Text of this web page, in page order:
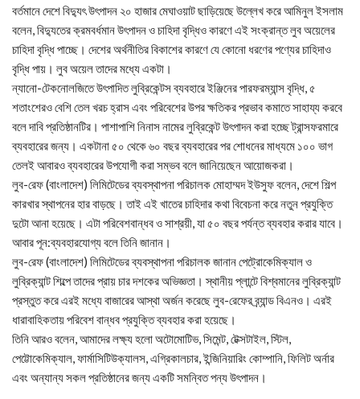
বর্তমানে দেশে বিদ্যুৎ উৎপাদন ২০ হাজার মেঘাওয়াট ছাড়িয়েছে উল্লেখ করে আমিনুল ইসলাম
বলেন, বিদ্যুতের ক্রমবর্ধমান উৎপাদন ও চাহিদা বৃদ্ধিও কারণে এই সংক্রান্ত লুব অয়েলের
চাহিদা বৃদ্ধি পাচ্ছে। দেশের অর্থনীতির বিকাশের কারণে যে কোনো ধরণের পণ্যের চাহিদাও
বৃদ্ধি পায়। লুব অয়েল তাদের মধ্যে একটা।
ন্যানো-টেকনোলজিতে উৎপাদিত লুব্রিকেন্টস ব্যবহারে ইঞ্জিনের পারফরম্যান্স বৃদ্ধি, ৫
শতাংশেরও বেশি তেল খরচ হ্রাস এবং পরিবেশের উপর ক্ষতিকর প্রভাব কমাতে সাহায্য করবে
বলে দাবি প্রতিষ্ঠানটির। পাশাপাশি নিনাস নামের লুব্রিকেন্ট উৎপাদন করা হচ্ছে ট্রান্সফরমারে
ব্যবহারের জন্য। একটানা ৫০ থেকে ৬০ বছর ব্যবহারের পর শোধনের মাধ্যমে ১০০ ভাগ
তেলই আবারও ব্যবহারের উপযোগী করা সম্ভব বলে জানিয়েছেন আয়োজকরা।
লুব-রেফ (বাংলাদেশ) লিমিটেডের ব্যবস্থাপনা পরিচালক মোহাম্মদ ইউসুফ বলেন, দেশে শিল্প
কারখার স্থাপনের হার বাড়ছে। তাই এই খাতের চাহিদার কথা বিবেচনা করে নতুন প্রযুক্তি
দুটো আনা হয়েছে। এটা পরিবেশবান্ধব ও সাশ্রয়ী, যা ৫০ বছর পর্যন্ত ব্যবহার করার যাবে।
আবার পূন:ব্যবহারযোগ্য বলে তিনি জানান।
লুব-রেফ (বাংলাদেশ) লিমিটেডের ব্যবস্থাপনা পরিচালক জানান পেট্রোকেমিক্যাল ও
লুব্রিক্যান্ট শিল্পে তাদের প্রায় চার দশকের অভিজ্ঞতা। স্থানীয় প্লান্টে বিশ্বমানের লুব্রিক্যান্ট
প্রস্তুত করে এরই মধ্যে বাজারের আস্থা অর্জন করেছে লুব-রেফের ব্র্যান্ড বিএনও। এরই
ধারাবাহিকতায় পরিবেশ বান্ধব প্রযুক্তি ব্যবহার করা হয়েছে।
তিনি আরও বলেন, আমাদের লক্ষ্য হলো অটোমোটিভ, সিমেন্ট, টেক্সটাইল, স্টিল,
পেট্টোকেমিক্যাল, ফার্মাসিটিউক্যালস, এগ্রিকালচার, ইন্জিনিয়ারিং কোম্পানি, ফিলিট অর্নার
এবং অন্যান্য সকল প্রতিষ্ঠানের জন্য একটি সমন্বিত পন্য উৎপাদন।